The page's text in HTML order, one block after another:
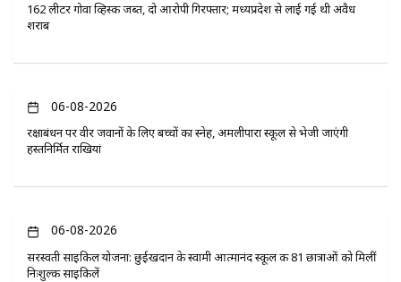
162 लीटर गोवा व्हिस्की जब्त, दो आरोपी गिरफ्तार; मध्यप्रदेश से लाई गई थी अवैध
शराब
06-08-2026
रक्षाबंधन पर वीर जवानों के लिए बच्चों का स्नेह, अमलीपारा स्कूल से भेजी जाएंगी
हस्तनिर्मित राखियां
06-08-2026
सरस्वती साइकिल योजना: छुईखदान के स्वामी आत्मानंद स्कूल की 81 छात्राओं को मिलीं
निःशुल्क साइकिलें